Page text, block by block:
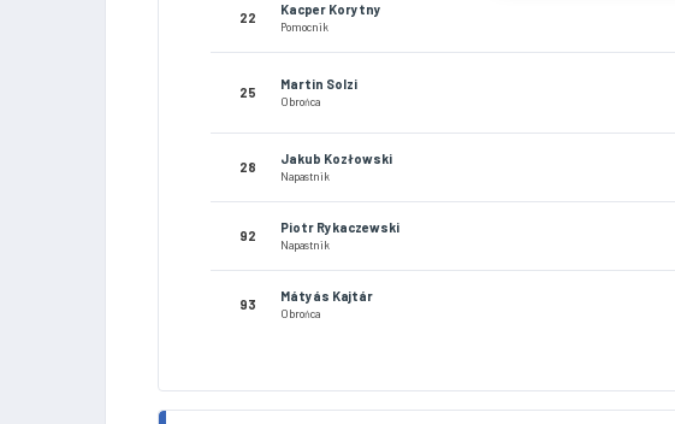
22
Kacper Korytny
Pomocnik
25
Martin Solzi
Obrońca
28
Jakub Kozłowski
Napastnik
92
Piotr Rykaczewski
Napastnik
93
Mátyás Kajtár
Obrońca